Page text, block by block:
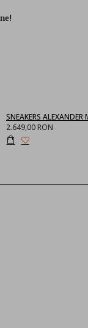
!
2.649,00 RON